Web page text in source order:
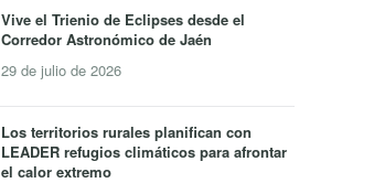
Vive el Trienio de Eclipses desde el
Corredor Astronómico de Jaén
29 de julio de 2026
Los territorios rurales planifican con
LEADER refugios climáticos para afrontar
el calor extremo